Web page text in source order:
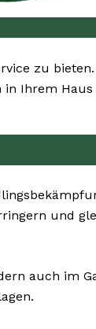
zu
Ihrem
und
auch im